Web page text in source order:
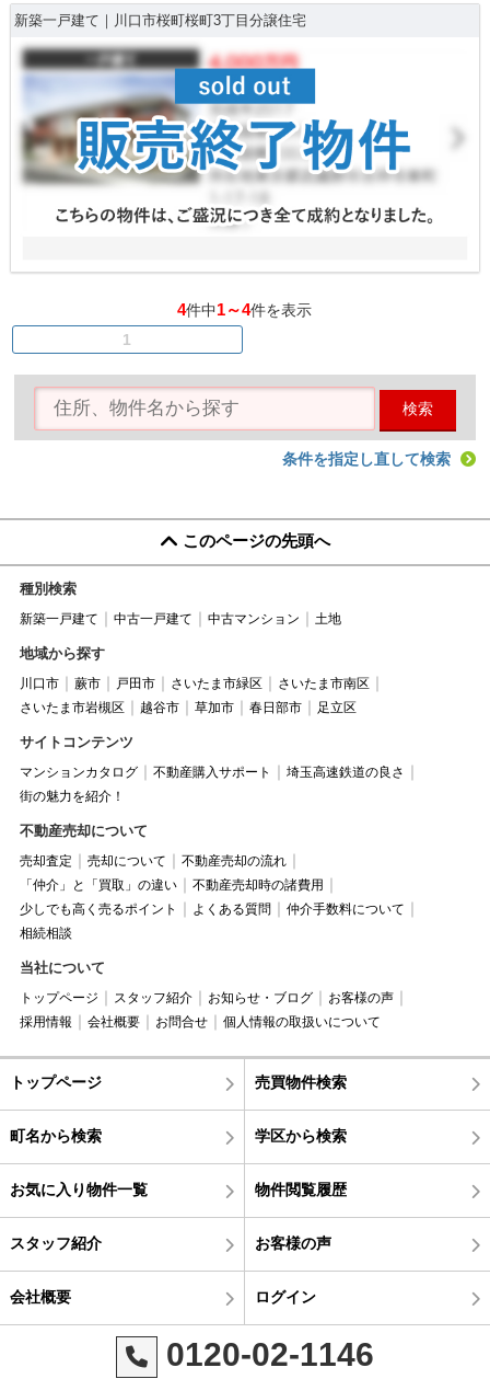
新築一戸建て｜川口市桜町桜町3丁目分譲住宅
4件中1～4件を表示
1
検索
条件を指定し直して検索
このページの先頭へ
種別検索
新築一戸建て 中古一戸建て 中古マンション 土地
地域から探す
川口市 蕨市 戸田市 さいたま市緑区
さいたま市南区
さいたま市岩槻区
越谷市 草加市 春日部市 足立区
サイトコンテンツ
マンションカタログ 不動産購入サポート
埼玉高速鉄道の良さ
街の魅力を紹介！
不動産売却について
売却査定 売却について
不動産売却の流れ
「仲介」と「買取」の違い
不動産売却時の諸費用
少しでも高く売るポイント
よくある質問
仲介手数料について
相続相談
当社について
トップページ スタッフ紹介 お知らせ・ブログ
お客様の声
採用情報
会社概要 お問合せ 個人情報の取扱いについて
トップページ 売買物件検索
町名から検索 学区から検索
お気に入り物件一覧 物件閲覧履歴
スタッフ紹介 お客様の声
会社概要 ログイン
0120-02-1146